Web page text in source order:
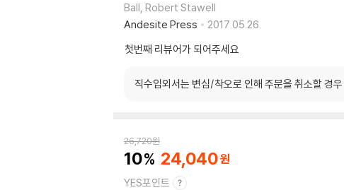
Ball, Robert Stawell
Andesite Press
2017.05.26.
첫번째 리뷰어가 되어주세요
직수입외서는 변심/착오로 인해 주문을 취소할 경우
26,720원
10 24,040
YES포인트